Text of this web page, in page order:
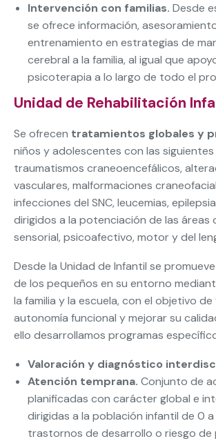
Intervención con familias. Desde
se ofrece información,
entrenamiento en estrategias de
cerebral a la familia, al igual que
psicoterapia a lo largo de todo el
Unidad de Rehabilitación
Se ofrecen tratamientos globales y
niños y adolescentes con las
traumatismos craneoencefálicos,
vasculares, malformaciones
infecciones del SNC, leucemias,
dirigidos a la potenciación de las áreas
sensorial, psicoafectivo, motor y del
Desde la Unidad de Infantil se
de los pequeños en su entorno
la familia y la escuela, con el objetivo
autonomía funcional y mejorar su
ello desarrollamos programas
Valoración y diagnóstico
Atención temprana. Conjunto de
planificadas con carácter global e
dirigidas a la población infantil de 0
trastornos de desarrollo o riesgo de